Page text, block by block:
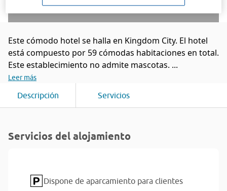
Este cómodo hotel se halla en Kingdom City. El hotel
está compuesto por 59 cómodas habitaciones en total.
Este establecimiento no admite mascotas. ...
Leer más
Descripción Servicios
Servicios del alojamiento
Dispone de aparcamiento para clientes